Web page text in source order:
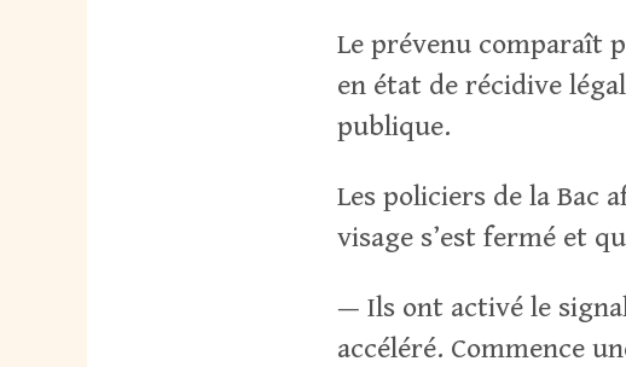
Le prévenu comparaît
en état de récidive
publique.
Les policiers de la Bac
visage s’est fermé et
— Ils ont activé le
accéléré. Commence